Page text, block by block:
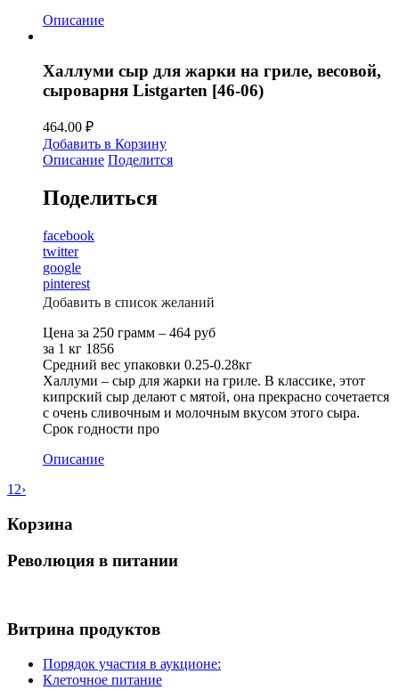
Описание
Халлуми сыр для жарки на гриле, весовой,
сыроварня Listgarten [46-06)
464.00 ₽
Добавить в Корзину
Описание Поделится
Поделиться
facebook
twitter
google
pinterest
Добавить в список желаний
Цена за 250 грамм – 464 руб
за 1 кг 1856
Средний вес упаковки 0.25-0.28кг
Халлуми – сыр для жарки на гриле. В классике, этот
кипрский сыр делают с мятой, она прекрасно сочетается
с очень сливочным и молочным вкусом этого сыра.
Срок годности про
Описание
1 2›
Корзина
Революция в питании
Витрина продуктов
Порядок участия в аукционе:
Клеточное питание